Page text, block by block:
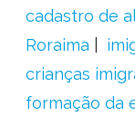
cadastro de
Roraima
crianças
formação da